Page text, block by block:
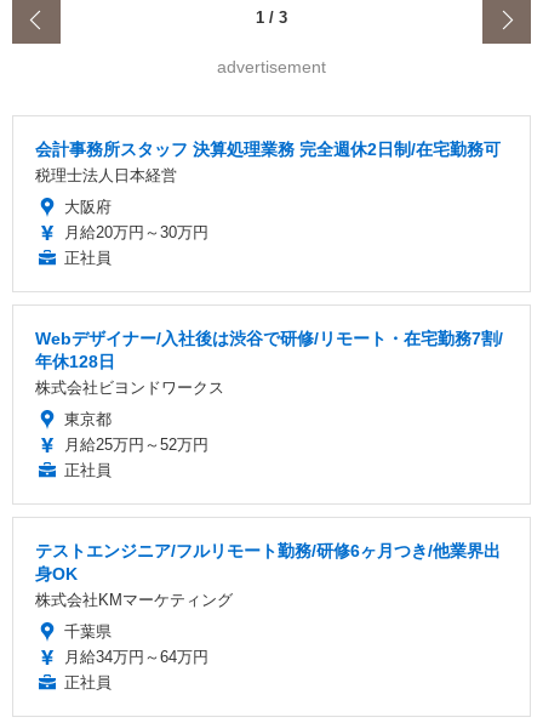
1 / 3
advertisement
会計事務所スタッフ 決算処理業務 完全週休2日制/在宅勤務可
税理士法人日本経営
大阪府
月給20万円～30万円
正社員
Webデザイナー/入社後は渋谷で研修/リモート・在宅勤務7割/
年休128日
株式会社ビヨンドワークス
東京都
月給25万円～52万円
正社員
テストエンジニア/フルリモート勤務/研修6ヶ月つき/他業界出
身OK
株式会社KMマーケティング
千葉県
月給34万円～64万円
正社員